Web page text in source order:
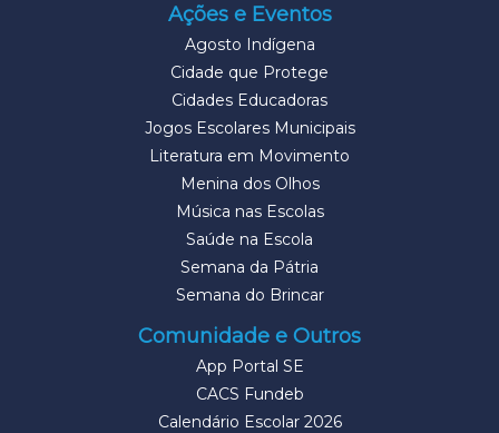
Ações e Eventos
Agosto Indígena
Cidade que Protege
Cidades Educadoras
Jogos Escolares Municipais
Literatura em Movimento
Menina dos Olhos
Música nas Escolas
Saúde na Escola
Semana da Pátria
Semana do Brincar
Comunidade e Outros
App Portal SE
CACS Fundeb
Calendário Escolar 2026